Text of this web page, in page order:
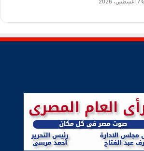
7 أغسطس، 2026